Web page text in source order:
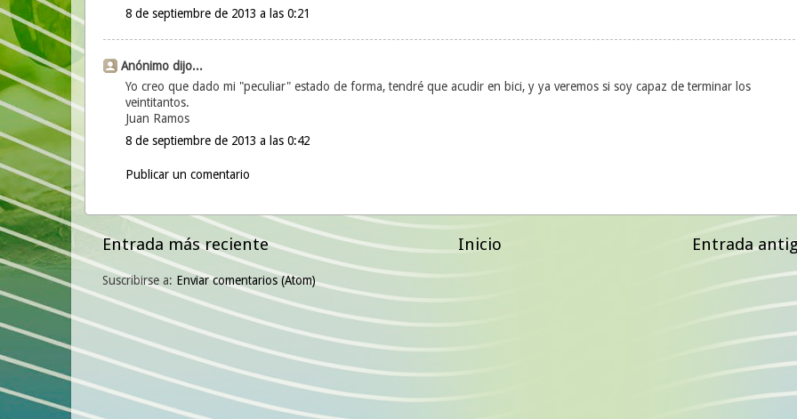
8 de septiembre de 2013 a las 0:21
Anónimo dijo...
Yo creo que dado mi "peculiar" estado de forma, tendré que acudir en bici, y ya veremos si soy capaz de terminar los
veintitantos.
Juan Ramos
8 de septiembre de 2013 a las 0:42
Publicar un comentario
Entrada más reciente Entrada
Inicio
Suscribirse a: Enviar comentarios (Atom)